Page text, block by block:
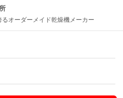
オーダーメイド乾燥機メーカー